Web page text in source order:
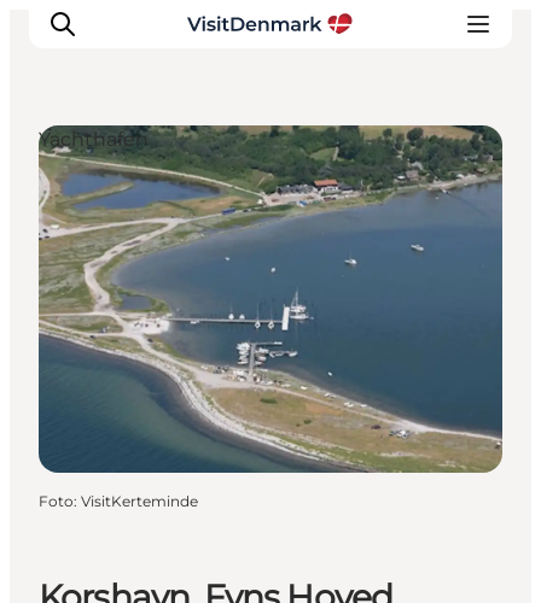
Inspiration
Regionen
Erlebnisse
Unterkünfte
Reiseplanung
Yachthafen
Foto: VisitKerteminde